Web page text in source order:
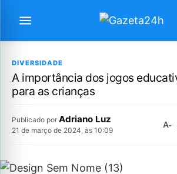
DIVERSIDADE
A importância dos jogos
para as crianças
Publicado por Adriano Luz
21 de março de 2024, às 10:09
A-